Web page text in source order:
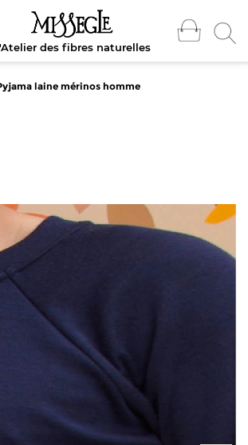
des fibres naturelles
laine mérinos homme